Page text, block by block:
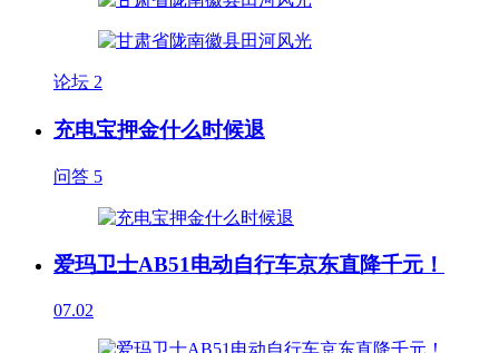
论坛 2
充电宝押金什么时候退
问答 5
爱玛卫士AB51电动自行车京东直降千元！
07.02